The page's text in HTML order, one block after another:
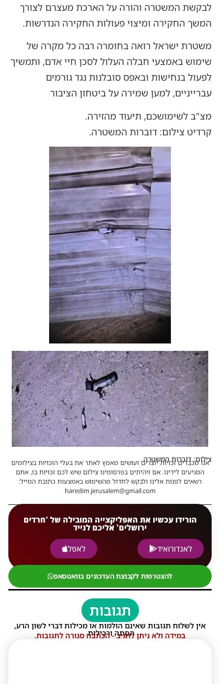
לבקשת המשטרה והורה על הארכת מעצרם לצורך
המשך החקירה ומיצוי פעולות החקירה הנדרשות.
משטרת ישראל רואה בחומרה רבה כל מקרה של
שימוש באמצעי חבלה העלול לסכן חיי אדם, ותמשיך
לפעול בנחישות ובאפס סובלנות נגד גורמים
עברייניים, למען שמירה על ביטחון הציבור
מצ"ב לשימושכם, תיעוד מהזירה.
קרדיט צילום: דוברות המשטרה.
צילום: דוברות המשטרה
אנו מכבדים זכויות יוצרים ועושים מאמץ לאתר את בעלי הזכויות בצילומים
המגיעים לידינו. אם זיהיתים בפרסומינו צילום שיש לכם זכויות בו, אתם
רשאים לפנות אלינו ולבקש לחדול מהשימוש באמצעות כתובת המייל:
haredim.jerusalem@gmail.com
הורידו עכשיו את האפליקצייה המובילה של 'חרדים
ירושלים' אליכם לנייד
לאנדורואיד
לאפל
להצטרפות לקבוצת העדכונים בוואטסאפ
תגובות
אין לשלוח תגובות שאינם הולמות או מכילות דברי לשון הרע,
הסתה ורכילות.
במידה ולא ניתן להגיב - הכתבה סגורה לתגובות.